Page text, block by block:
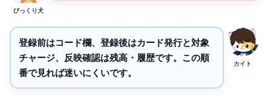
びっくり犬
登録前はコード欄、登録後はカード発行と対象
チャージ、反映確認は残高・履歴です。この順
番で見れば迷いにくいです。
カイト